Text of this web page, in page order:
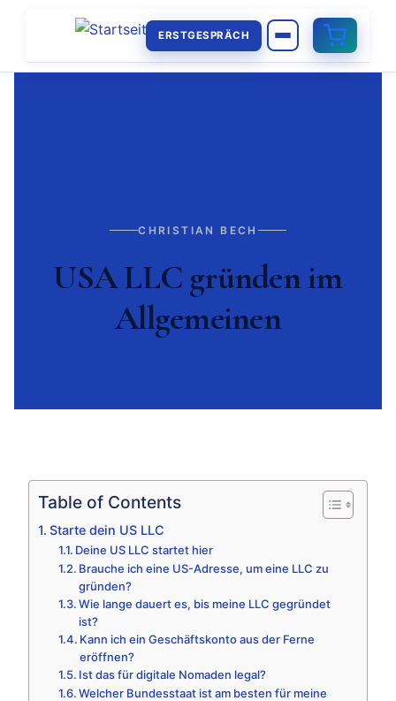
ERSTGESPRÄCH
CHRISTIAN BECH
USA LLC gründen im
Allgemeinen
Table of Contents
Starte dein US LLC
Deine US LLC startet hier
Brauche ich eine US-Adresse, um eine LLC zu
gründen?
Wie lange dauert es, bis meine LLC gegründet
ist?
Kann ich ein Geschäftskonto aus der Ferne
eröffnen?
Ist das für digitale Nomaden legal?
Welcher Bundesstaat ist am besten für meine